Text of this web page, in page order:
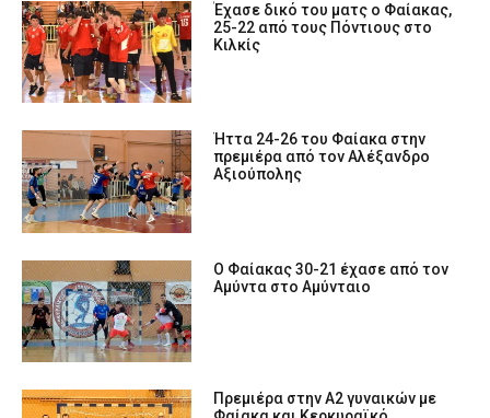
Έχασε δικό του ματς ο Φαίακας,
25-22 από τους Πόντιους στο
Κιλκίς
Ήττα 24-26 του Φαίακα στην
πρεμιέρα από τον Αλέξανδρο
Αξιούπολης
Ο Φαίακας 30-21 έχασε από τον
Αμύντα στο Αμύνταιο
Πρεμιέρα στην Α2 γυναικών με